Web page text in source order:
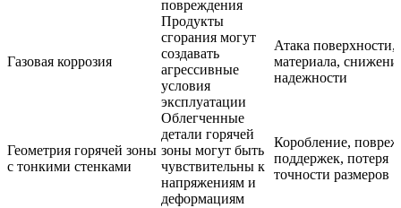
повреждения
Газовая коррозия
Продукты
сгорания могут
создавать
агрессивные
условия
эксплуатации
Атака поверхности,
материала,
надежности
Геометрия горячей зоны
с тонкими стенками
Облегченные
детали горячей
зоны могут быть
чувствительны к
напряжениям и
деформациям
Коробление,
поддержек, потеря
точности размеров